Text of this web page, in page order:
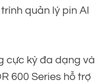
quản lý pin AI
cực kỳ đa dạng và
600 Series hỗ trợ